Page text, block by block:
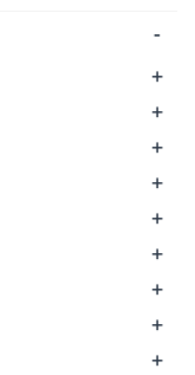
-
+
+
+
+
+
+
+
+
+